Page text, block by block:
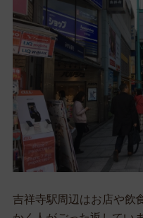
吉祥寺駅周辺はお店や飲